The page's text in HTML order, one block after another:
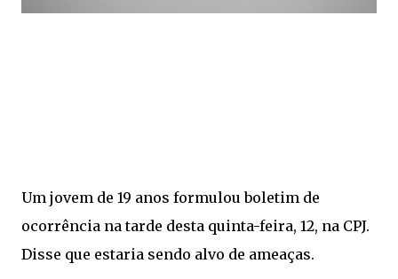
Um jovem de 19 anos formulou boletim de
ocorrência na tarde desta quinta-feira, 12, na CPJ.
Disse que estaria sendo alvo de ameaças.